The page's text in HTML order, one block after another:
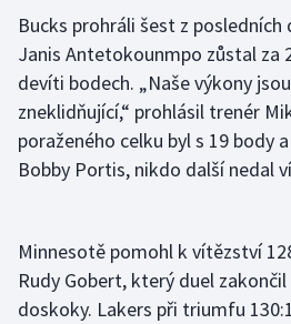
Bucks prohráli šest z
Janis Antetokounmpo zůstal za
devíti bodech. „Naše výkony
zneklidňující,“ prohlásil trenér
poraženého celku byl s 19 body
Bobby Portis, nikdo další nedal
Minnesotě pomohl k vítězství
Rudy Gobert, který duel zakončil
doskoky. Lakers při triumfu